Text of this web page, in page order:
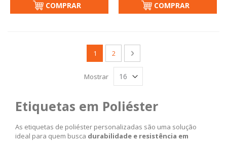
COMPRAR COMPRAR
Você esta lendo a pagina
1 Página
2 Página
Próximo
Mostrar
Etiquetas em Poliéster
As etiquetas de poliéster personalizadas são uma solução
ideal para quem busca durabilidade e resistência em